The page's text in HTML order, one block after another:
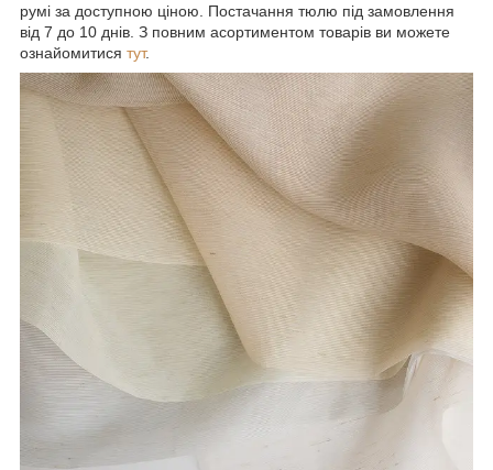
румі за доступною ціною. Постачання тюлю під замовлення
від 7 до 10 днів. З повним асортиментом товарів ви можете
ознайомитися тут.